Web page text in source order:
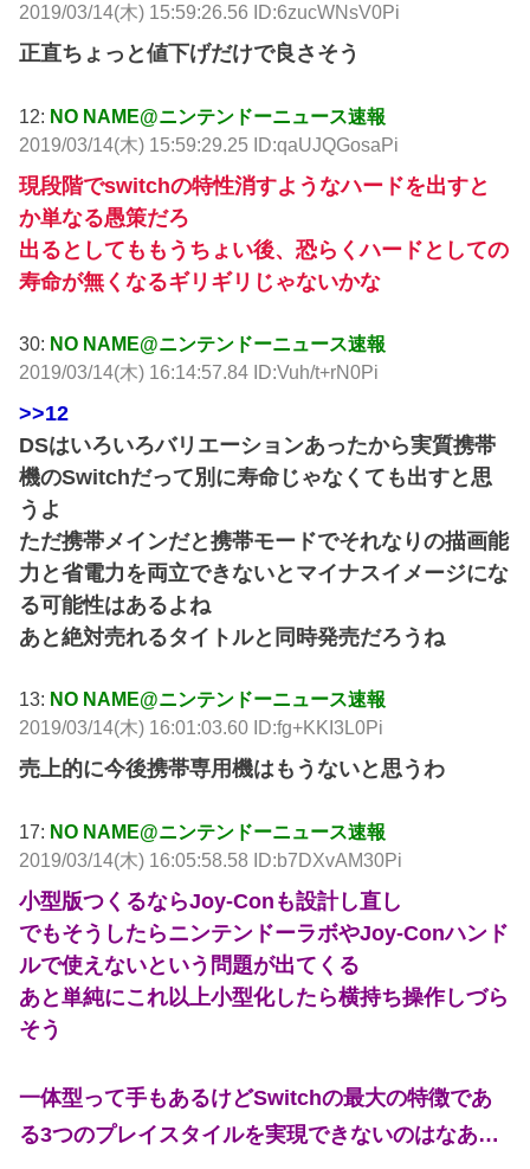
2019/03/14(木) 15:59:26.56 ID:6zucWNsV0Pi
正直ちょっと値下げだけで良さそう
12: NO NAME@ニンテンドーニュース速報
2019/03/14(木) 15:59:29.25 ID:qaUJQGosaPi
現段階でswitchの特性消すようなハードを出すと
か単なる愚策だろ
出るとしてももうちょい後、恐らくハードとしての
寿命が無くなるギリギリじゃないかな
30: NO NAME@ニンテンドーニュース速報
2019/03/14(木) 16:14:57.84 ID:Vuh/t+rN0Pi
>>12
DSはいろいろバリエーションあったから実質携帯
機のSwitchだって別に寿命じゃなくても出すと思
うよ
ただ携帯メインだと携帯モードでそれなりの描画能
力と省電力を両立できないとマイナスイメージにな
る可能性はあるよね
あと絶対売れるタイトルと同時発売だろうね
13: NO NAME@ニンテンドーニュース速報
2019/03/14(木) 16:01:03.60 ID:fg+KKI3L0Pi
売上的に今後携帯専用機はもうないと思うわ
17: NO NAME@ニンテンドーニュース速報
2019/03/14(木) 16:05:58.58 ID:b7DXvAM30Pi
小型版つくるならJoy-Conも設計し直し
でもそうしたらニンテンドーラボやJoy-Conハンド
ルで使えないという問題が出てくる
あと単純にこれ以上小型化したら横持ち操作しづら
そう
一体型って手もあるけどSwitchの最大の特徴であ
る3つのプレイスタイルを実現できないのはなあ…